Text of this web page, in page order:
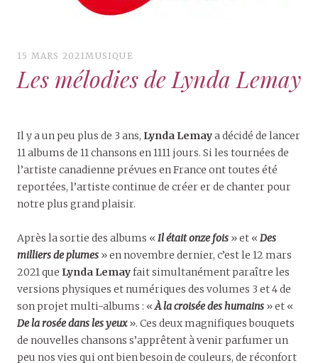
ItArtBag
15 MARS 2021 MUSIQUE
Les mélodies de Lynda Lemay
Il y a un peu plus de 3 ans, Lynda Lemaya décidé de lancer
11 albums de 11 chansons en 1111 jours. Si les tournées de
l’artiste canadienne prévues en France ont toutes été
reportées, l’artiste continue de créer er de chanter pour
notre plus grand plaisir.
Après la sortie des albums « Il était onze fois » et « Des
milliers de plumes » en novembre dernier, c’est le 12 mars
2021 que Lynda Lemayfait simultanément paraître les
versions physiques et numériques des volumes 3 et 4 de
son projet multi-albums : «À la croisée des humains » et «
De la rosée dans les yeux». Ces deux magnifiques bouquets
de nouvelles chansons s’apprêtent à venir parfumer un
peu nos vies qui ont bien besoin de couleurs, de réconfort